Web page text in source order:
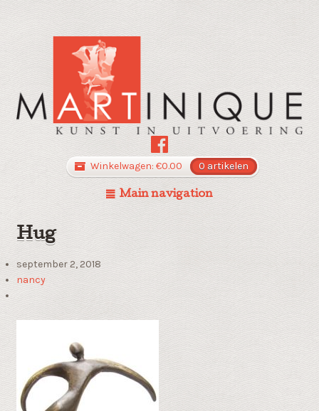
Winkelwagen: €0.00 0 artikelen
Main navigation
Hug
september 2, 2018
nancy